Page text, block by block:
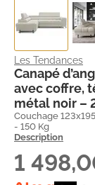
Les Tendances
Canapé
avec coffre,
métal noir –
Couchage
- 150 Kg
Description
1